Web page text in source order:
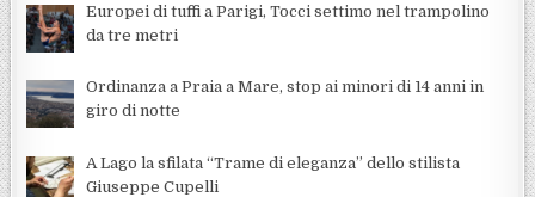
Europei di tuffi a Parigi, Tocci settimo nel trampolino
da tre metri
Ordinanza a Praia a Mare, stop ai minori di 14 anni in
giro di notte
A Lago la sfilata “Trame di eleganza” dello stilista
Giuseppe Cupelli